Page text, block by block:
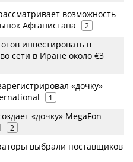
возможность
Афганистана
2
инвестировать в
сети в Иране около €3
«дочку»
1
«дочку» MegaFon
2
выбрали поставщиков